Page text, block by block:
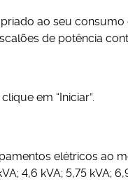
ao seu consumo
de potência
em “Iniciar”.
elétricos ao
4,6 kVA; 5,75 kVA;